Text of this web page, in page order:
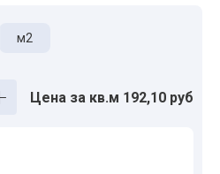
м2
Цена за кв.м 192,10 руб